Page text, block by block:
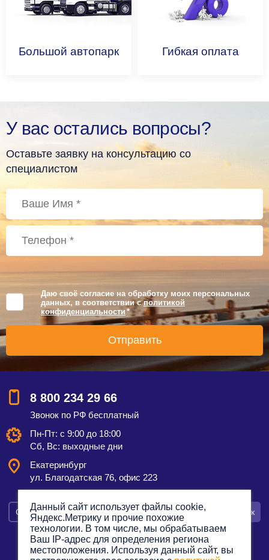
Большой автопарк Гибкая оплата
У вас остались вопросы?
Оставьте заявку на консультацию со
специалистом
Даю своё согласие на обработку моих персональных
данных, в соответствии сполитикой
конфиденциальности *
8 800 234 29 66
Звонок по РФ бесплатный
Пн-Пт: с 9:00 до 18:00
Сб, Вс: выходные дни
Екатеринбург
ул. Благодатская 76, офис 223
Смотреть на карте Оставить заявку Заказать звонок
Данный сайт использует файлы cookie,
Яндекс.Метрику и прочие похожие
технологии. В том числе, мы обрабатываем
Ваш IP-адрес для определения региона
местоположения. Используя данный сайт, вы